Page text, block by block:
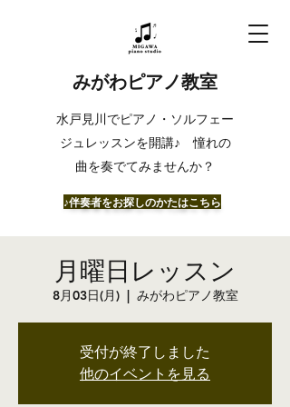
みがわピアノ教室
​水戸見川でピアノ・ソルフェー
ジュレッスンを開講♪ 憧れの
曲を奏でてみませんか？
​♪伴奏者をお探しのかたはこちら
月曜日レッスン
8月03日(月)
  |
みがわピアノ教室
受付が終了しました
他のイベントを見る